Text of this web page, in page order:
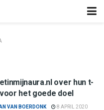
over hun t-
het goede doel
VAN BOERDONK 8 APRIL 2020